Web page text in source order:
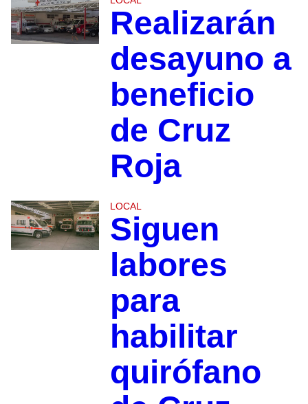
Realizarán
desayuno a
beneficio
de Cruz
Roja
LOCAL
Siguen
labores
para
habilitar
quirófano